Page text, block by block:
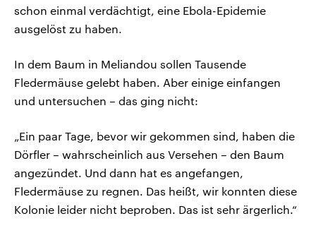
schon einmal verdächtigt, eine Ebola-Epidemie
ausgelöst zu haben.
In dem Baum in Meliandou sollen Tausende
Fledermäuse gelebt haben. Aber einige einfangen
und untersuchen – das ging nicht:
„Ein paar Tage, bevor wir gekommen sind, haben die
Dörfler – wahrscheinlich aus Versehen – den Baum
angezündet. Und dann hat es angefangen,
Fledermäuse zu regnen. Das heißt, wir konnten diese
Kolonie leider nicht beproben. Das ist sehr ärgerlich.“